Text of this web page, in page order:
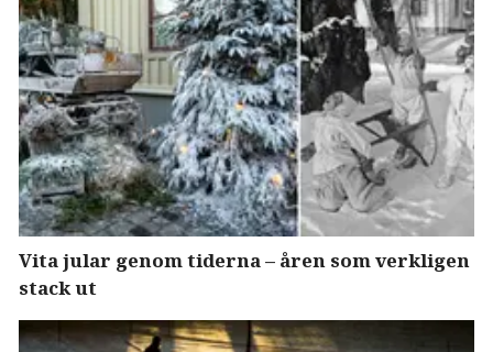
Vita jular genom tiderna – åren som verkligen
stack ut